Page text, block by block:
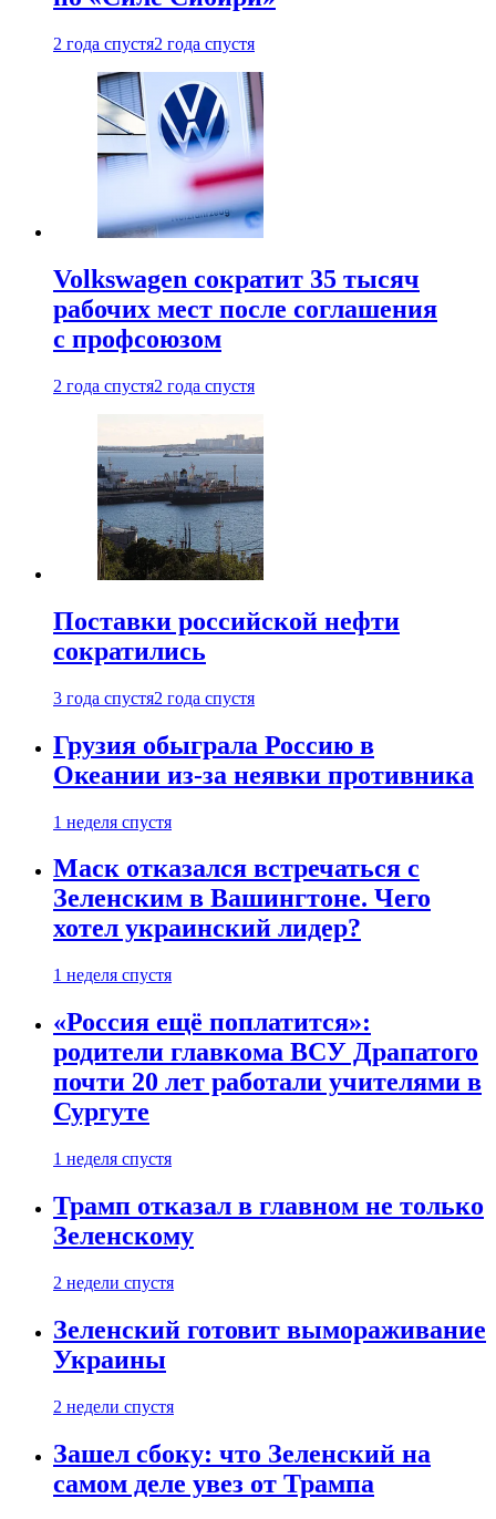
2 года спустя2 года спустя
Volkswagen сократит 35 тысяч
рабочих мест после соглашения
с профсоюзом
2 года спустя2 года спустя
Поставки российской нефти
сократились
3 года спустя2 года спустя
Грузия обыграла Россию в
Океании из-за неявки противника
1 неделя спустя
Маск отказался встречаться с
Зеленским в Вашингтоне. Чего
хотел украинский лидер?
1 неделя спустя
«Россия ещё поплатится»:
родители главкома ВСУ Драпатого
почти 20 лет работали учителями в
Сургуте
1 неделя спустя
Трамп отказал в главном не только
Зеленскому
2 недели спустя
Зеленский готовит вымораживание
Украины
2 недели спустя
Зашел сбоку: что Зеленский на
самом деле увез от Трампа